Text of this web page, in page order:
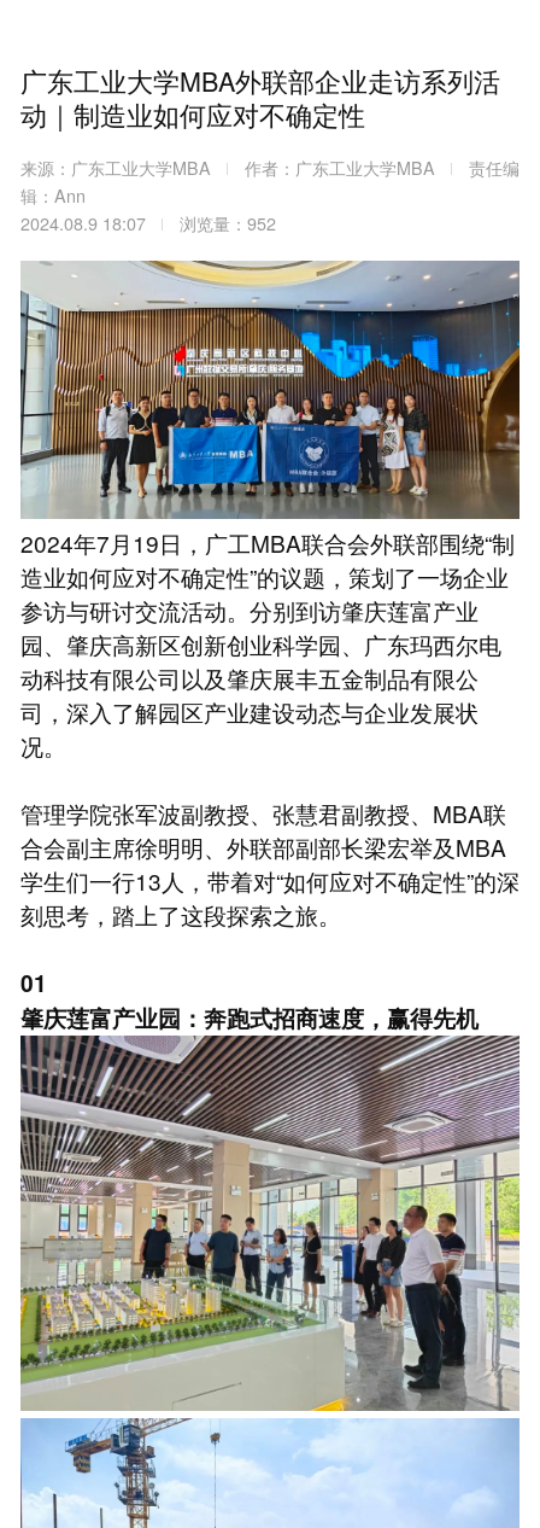
广东工业大学MBA外联部企业走访系列活
动｜制造业如何应对不确定性
来源：广东工业大学MBA 作者：广东工业大学MBA
责任编
辑：Ann
2024.08.9 18:07
浏览量：952
2024年7月19日，广工MBA联合会外联部围绕“制
造业如何应对不确定性”的议题，策划了一场企业
参访与研讨交流活动。分别到访肇庆莲富产业
园、肇庆高新区创新创业科学园、广东玛西尔电
动科技有限公司以及肇庆展丰五金制品有限公
司，深入了解园区产业建设动态与企业发展状
况。
管理学院张军波副教授、张慧君副教授、MBA联
合会副主席徐明明、外联部副部长梁宏举及MBA
学生们一行13人，带着对“如何应对不确定性”的深
刻思考，踏上了这段探索之旅。
01
肇庆莲富产业园：奔跑式招商速度，赢得先机